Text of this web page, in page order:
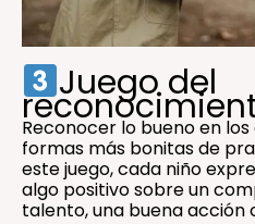
Juego del
Reconocer lo bueno en
formas más bonitas de
este juego, cada niño
algo positivo sobre un
talento, una buena acción